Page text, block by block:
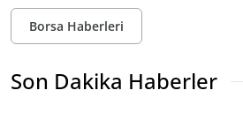
Borsa Haberleri
Son Dakika Haberler